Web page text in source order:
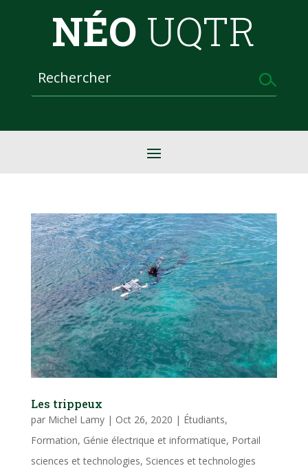
NÉO UQTR
Les trippeux
par Michel Lamy| Oct 26, 2020 | Étudiants,
Formation, Génie électrique et informatique, Portail
sciences et technologies, Sciences et technologies